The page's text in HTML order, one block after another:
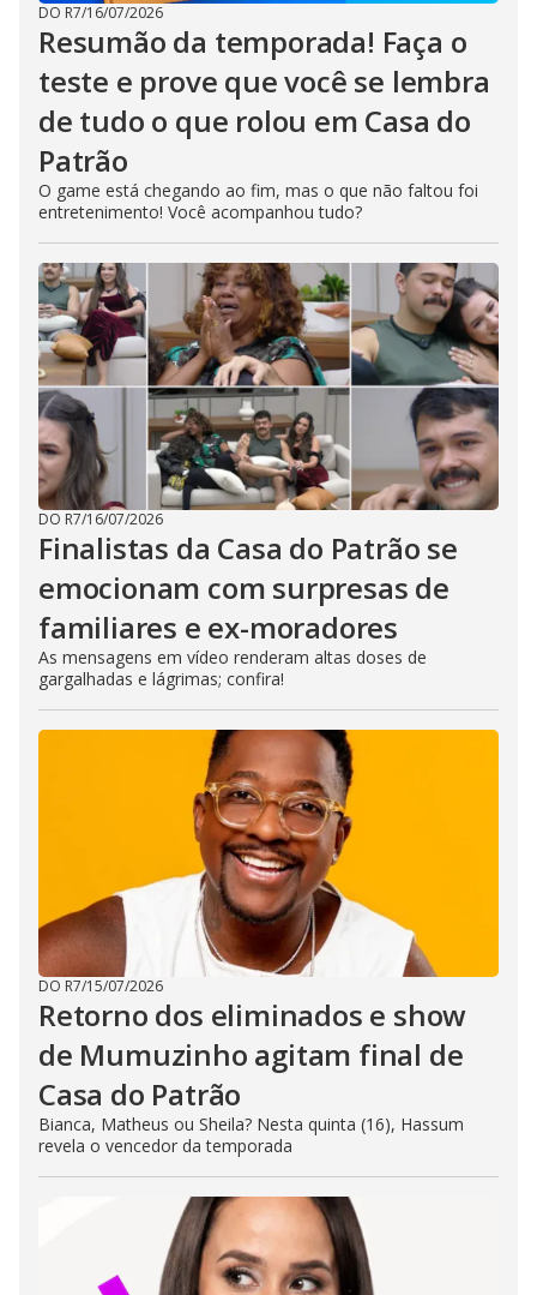
DO R7/16/07/2026
Resumão da temporada! Faça o
teste e prove que você se lembra
de tudo o que rolou em Casa do
Patrão
O game está chegando ao fim, mas o que não faltou foi
entretenimento! Você acompanhou tudo?
DO R7/16/07/2026
Finalistas da Casa do Patrão se
emocionam com surpresas de
familiares e ex-moradores
As mensagens em vídeo renderam altas doses de
gargalhadas e lágrimas; confira!
DO R7/15/07/2026
Retorno dos eliminados e show
de Mumuzinho agitam final de
Casa do Patrão
Bianca, Matheus ou Sheila? Nesta quinta (16), Hassum
revela o vencedor da temporada